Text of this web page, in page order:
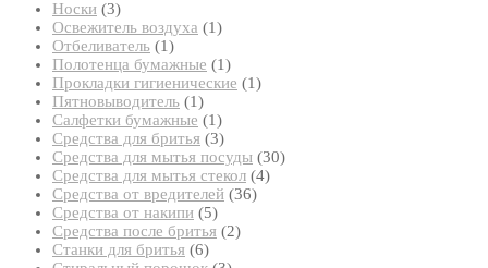
Носки 33
товара
Освежитель воздуха 11
Отбеливатель 11
товар
Полотенца бумажные 11
товар
Прокладки гигиенические 11
Пятновыводитель 11
товар
Салфетки бумажные 11
товар
Средства для бритья 33
товара
Средства для мытья посуды 3030
Средства для мытья стекол 44
Средства от вредителей 3636
Средства от накипи 55
товаров
Средства после бритья 22
Станки для бритья 66